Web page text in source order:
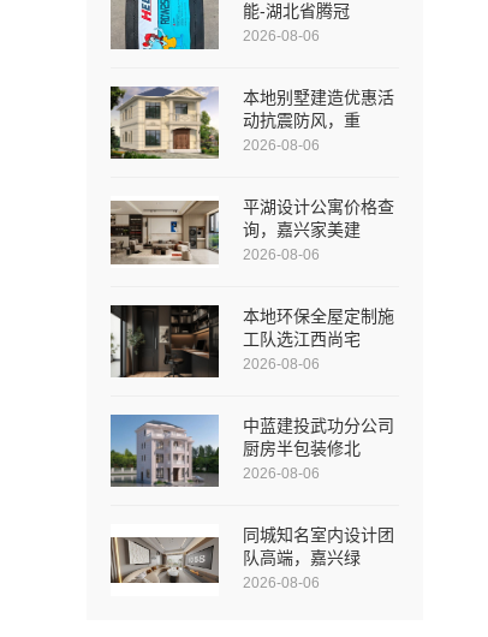
能-湖北省腾冠
2026-08-06
本地别墅建造优惠活
动抗震防风，重
2026-08-06
平湖设计公寓价格查
询，嘉兴家美建
2026-08-06
本地环保全屋定制施
工队选江西尚宅
2026-08-06
中蓝建投武功分公司
厨房半包装修北
2026-08-06
同城知名室内设计团
队高端，嘉兴绿
2026-08-06